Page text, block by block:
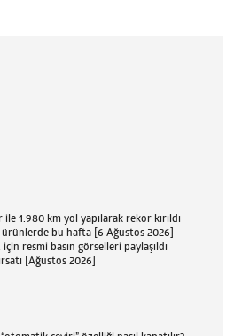
1.980 km yol yapılarak rekor kırıldı
bu hafta [6 Ağustos 2026]
resmi basın görselleri paylaşıldı
[Ağustos 2026]